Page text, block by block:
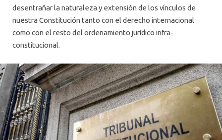
desentrañar la naturaleza y extensión de los vínculos de
nuestra Constitución tanto con el derecho internacional
como con el resto del ordenamiento jurídico infra-
constitucional.